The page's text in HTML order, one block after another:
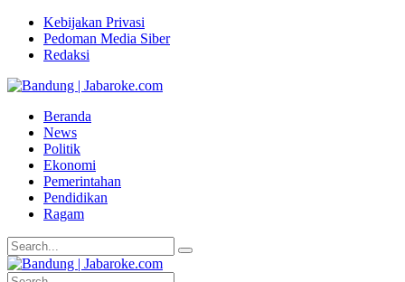
Kebijakan Privasi
Pedoman Media Siber
Redaksi
Beranda
News
Politik
Ekonomi
Pemerintahan
Pendidikan
Ragam